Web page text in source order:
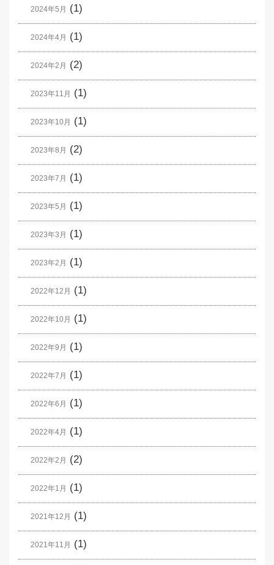
2024年5月 (1)
2024年4月 (1)
2024年2月 (2)
2023年11月 (1)
2023年10月 (1)
2023年8月 (2)
2023年7月 (1)
2023年5月 (1)
2023年3月 (1)
2023年2月 (1)
2022年12月 (1)
2022年10月 (1)
2022年9月 (1)
2022年7月 (1)
2022年6月 (1)
2022年4月 (1)
2022年2月 (2)
2022年1月 (1)
2021年12月 (1)
2021年11月 (1)